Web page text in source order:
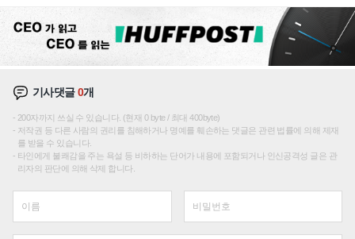
기사댓글0개
200자까지 쓰실 수 있습니다. (현재 0 byte / 최대 400byte)
저작권 등 다른 사람의 권리를 침해하거나 명예를 훼손하는 댓글은 관련 법률에 의해 제재
를 받을 수 있습니다.
타인에게 불쾌감을 주는 욕설 등 비하하는 단어가 내용에 포함되거나 인신공격성 글은 관
리자의 판단에 의해 삭제 합니다.